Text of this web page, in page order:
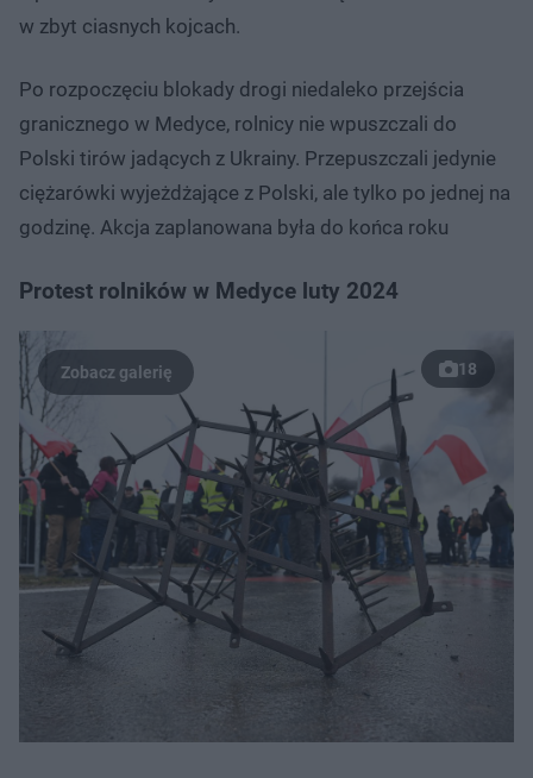
w zbyt ciasnych kojcach.
Po rozpoczęciu blokady drogi niedaleko przejścia
granicznego w Medyce, rolnicy nie wpuszczali do
Polski tirów jadących z Ukrainy. Przepuszczali jedynie
ciężarówki wyjeżdżające z Polski, ale tylko po jednej na
godzinę. Akcja zaplanowana była do końca roku
Protest rolników w Medyce luty 2024
18